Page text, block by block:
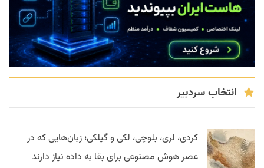
انتخاب سردبیر
کردی، لری، بلوچی، لکی و گیلکی؛ زبان‌هایی که در
عصر هوش مصنوعی برای بقا به داده نیاز دارند